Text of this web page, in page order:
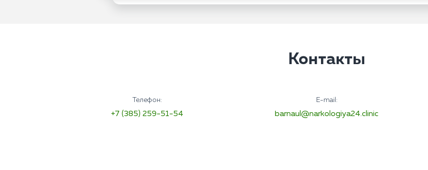
Контакты
Телефон:
+7 (385) 259-51-54
E-mail:
barnaul@narkologiya24.clinic